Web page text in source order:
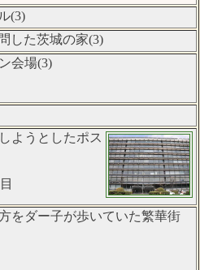
(3)
した茨城の家(3)
会場(3)
ようとしたポス
をダー子が歩いていた繁華街